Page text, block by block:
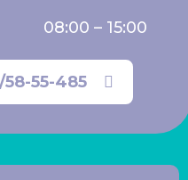
08:00 – 15:00
58-55-485